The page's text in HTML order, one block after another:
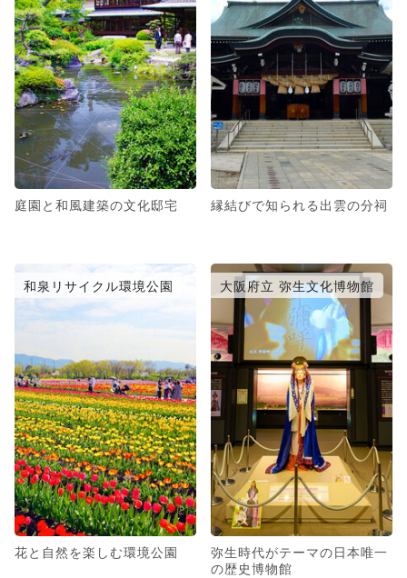
庭園と和風建築の文化邸宅 縁結びで知られる出雲の分祠
和泉リサイクル環境公園
花と自然を楽しむ環境公園
大阪府立 弥生文化博物館
弥生時代がテーマの日本唯一
の歴史博物館